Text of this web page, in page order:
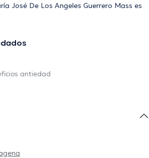
José De Los Angeles Guerrero Mass es
antiedad